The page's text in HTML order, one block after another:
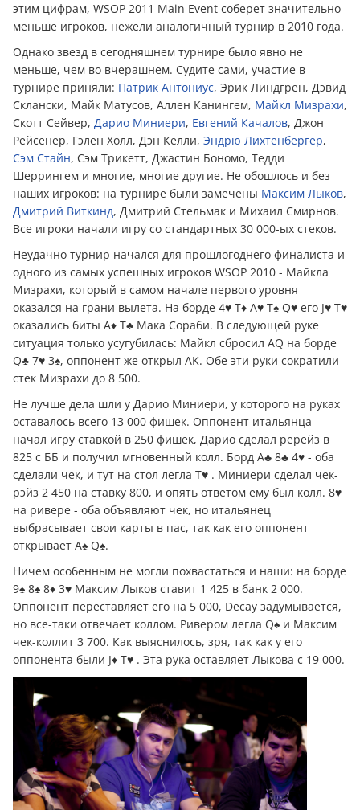
этим цифрам, WSOP 2011 Main Event соберет значительно
меньше игроков, нежели анaлoгичный турнир в 2010 года.
Однако звезд в сегодняшнем турнире было явно не
меньше, чем во вчерашнем. Судите сами, участие в
турнире приняли: Патрик Антониус, Эрик Линдгрен, Дэвид
Склански, Майк Матусов, Аллен Канингем, Майкл Мизрахи,
Скотт Сейвер, Дарио Миниери, Евгений Качалов, Джон
Рейсенер, Гэлен Холл, Дэн Келли, Эндрю Лихтенбергер,
Cэм Стайн, Сэм Трикетт, Джастин Бономо, Тедди
Шеррингем и многие, многие другие. Не обошлось и без
наших игроков: на турнире были замечены Максим Лыков,
Дмитрий Виткинд, Дмитрий Стельмак и Михаил Смирнов.
Все игроки начали игру со стандартных 30 000-ых стеков.
Неудачно турнир начался для прошлогоднего финалиста и
одного из самых успешных игроков WSOP 2010 - Майкла
Мизрахи, который в самом начале первого уровня
оказался на грани вылета. На борде 4♥ T♦ A♥ T♠ Q♥ его J♥ T♥
оказались биты A♦ T♣ Мака Сораби. В следующей руке
ситуация только усугубилась: Майкл сбросил AQ на борде
Q♣ 7♥ 3♠, оппонент же открыл AK. Обе эти руки сократили
стек Мизрахи до 8 500.
Не лучше дела шли у Дарио Миниери, у которого на руках
оставалось всего 13 000 фишек. Оппонент итальянца
начал игру ставкой в 250 фишек, Дарио сделал ререйз в
825 с ББ и получил мгновенный колл. Борд A♣ 8♣ 4♥ - оба
сделали чек, и тут на стол легла T♥ . Миниери сделал чек-
рэйз 2 450 на ставку 800, и опять ответом ему был колл. 8♥
на ривере - оба объявляют чек, но итальянец
выбрасывает свои карты в пас, так как его оппонент
открывает A♠ Q♠.
Ничем особенным не могли похвастаться и наши: на борде
9♠ 8♠ 8♦ 3♥ Максим Лыков ставит 1 425 в банк 2 000.
Оппонент переставляет его на 5 000, Decay задумывается,
но все-таки отвечает коллом. Ривером легла Q♠ и Максим
чек-коллит 3 700. Как выяснилось, зря, так как у его
оппонента были J♦ T♥ . Эта рука оставляет Лыкова с 19 000.